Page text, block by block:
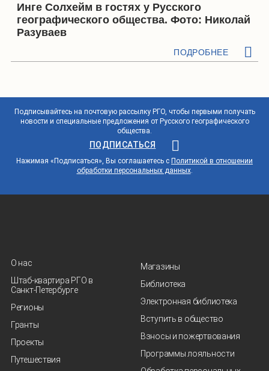
Инге Солхейм в гостях у Русского
географического общества. Фото: Николай
Разуваев
ПОДРОБНЕЕ
Подписывайтесь на почтовую рассылку РГО, чтобы первыми получать
новости и специальные предложения от Русского географического
общества.
ПОДПИСАТЬСЯ
Нажимая «Подписаться», Вы соглашаетесь с Политикой в отношении
обработки персональных данных.
О нас
Штаб-квартира РГО в
Санкт‑Петербурге
Регионы
Гранты
Проекты
Путешествия
Магазины
Библиотека
Электронная библиотека
Вступить в общество
Взносы и пожертвования
Программы лояльности